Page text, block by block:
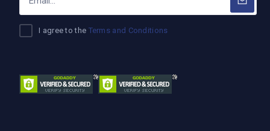
I agree to the Terms and Conditions